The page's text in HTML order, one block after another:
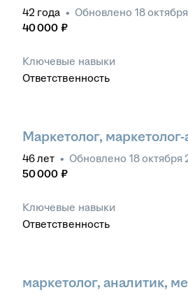
42 года • Обновлено 18
40 000 ₽
Ключевые навыки
Ответственность
Маркетолог,
46лет • Обновлено 18 октября
50 000 ₽
Ключевые навыки
Ответственность
маркетолог, аналитик,